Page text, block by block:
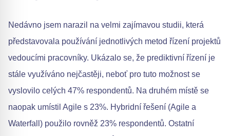
Nedávno jsem narazil na velmi zajímavou studii, která
představovala používání jednotlivých metod řízení projektů
vedoucími pracovníky. Ukázalo se, že prediktivní řízení je
stále využíváno nejčastěji, neboť pro tuto možnost se
vyslovilo celých 47% respondentů. Na druhém místě se
naopak umístil Agile s 23%. Hybridní řešení (Agile a
Waterfall) použilo rovněž 23% respondentů. Ostatní